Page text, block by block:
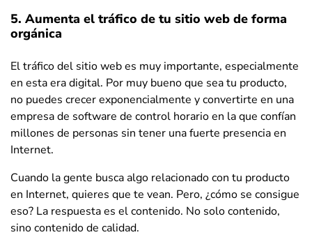
5. Aumenta el tráfico de tu sitio web de forma
orgánica
El tráfico del sitio web es muy importante, especialmente
en esta era digital. Por muy bueno que sea tu producto,
no puedes crecer exponencialmente y convertirte en una
empresa de software de control horario en la que confían
millones de personas sin tener una fuerte presencia en
Internet.
Cuando la gente busca algo relacionado con tu producto
en Internet, quieres que te vean. Pero, ¿cómo se consigue
eso? La respuesta es el contenido. No solo contenido,
sino contenido de calidad.